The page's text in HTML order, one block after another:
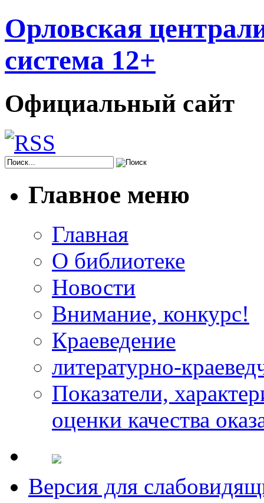
Орловская
система 12+
Официальный сайт
Главное меню
Главная
О библиотеке
Новости
Внимание, конкурс!
Краеведение
литературно-
Показатели,
оценки качества
Версия для